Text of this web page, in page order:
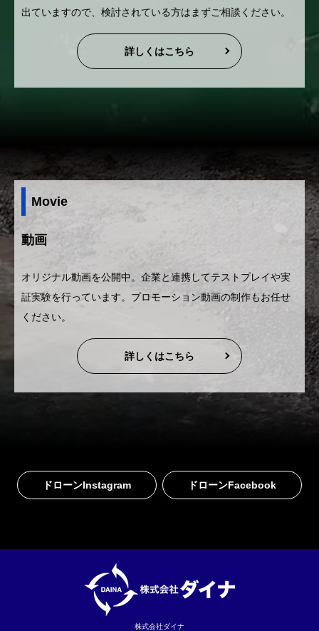
出ていますので、検討されている方はまずご相談ください。
詳しくはこちら
Movie
動画
オリジナル動画を公開中。企業と連携してテストプレイや実
証実験を行っています。プロモーション動画の制作もお任せ
ください。
詳しくはこちら
ドローンInstagram ドローンFacebook
株式会社ダイナ